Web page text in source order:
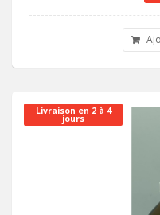
Livraison en 2 à 4
jours